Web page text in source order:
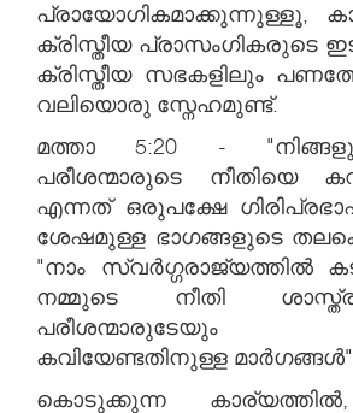
പ്രായോഗികമാക്കുന്നുള്ളൂ,
ക്രിസ്തീയ പ്രാസംഗികരുടെ
ക്രിസ്തീയ സഭകളിലും
വലിയൊരു സ്നേഹമുണ്ട്.
മത്താ 5:20 -
പരീശന്മാരുടെ നീതിയെ
എന്നത് ഒരുപക്ഷേ
ശേഷമുള്ള ഭാഗങ്ങളുടെ
"നാം സ്വർഗ്ഗരാജ്യത്തിൽ
നമ്മുടെ നീതി
പരീശന്മാരുടേയും
കവിയേണ്ടതിനുള്ള മാർഗങ്ങൾ".
കൊടുക്കുന്ന